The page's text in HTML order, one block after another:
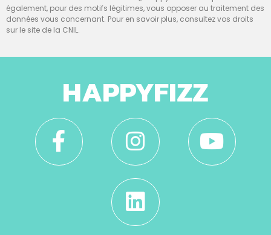
également, pour des motifs légitimes, vous opposer au traitement des
données vous concernant. Pour en savoir plus, consultez vos droits
sur le site de la CNIL.
HAPPYFIZZ